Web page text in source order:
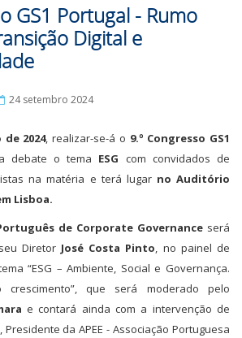
GS1 Portugal - Rumo
Digital e
24 setembro 2024
2024, realizar-se-á o 9.º Congresso GS1
debate o tema ESG com convidados de
na matéria e terá lugarno Auditório
Lisboa.
de Corporate Governance será
Diretor José Costa Pinto, no painel de
“ESG – Ambiente, Social e Governança.
crescimento”, que será moderado pelo
e contará ainda com a intervenção de
, Presidente da APEE - Associação Portuguesa